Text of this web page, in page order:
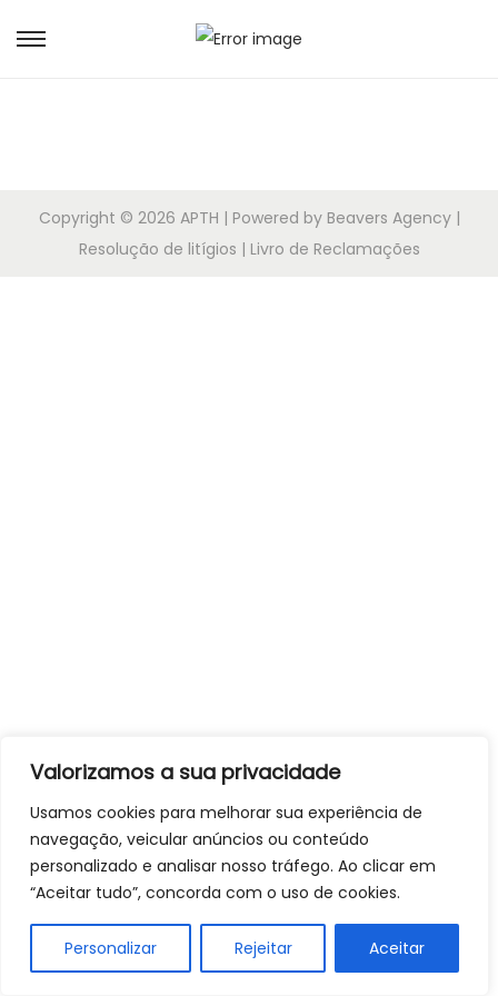
Valorizamos a sua privacidade
Usamos cookies para melhorar sua experiência de
navegação, veicular anúncios ou conteúdo
personalizado e analisar nosso tráfego. Ao clicar em
“Aceitar tudo”, concorda com o uso de cookies.
Personalizar Rejeitar Aceitar
Copyright © 2026 APTH | Powered by Beavers Agency |
Resolução de litígios | Livro de Reclamações